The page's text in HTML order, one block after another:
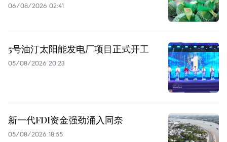
06/08/2026 02:41
5号油汀太阳能发电厂项目正式开工
05/08/2026 20:23
新一代FDI资金强劲涌入同奈
05/08/2026 18:55